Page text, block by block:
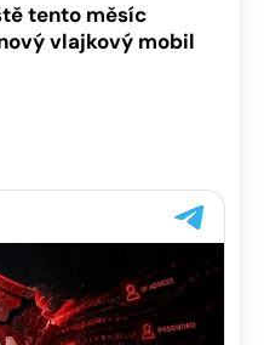
tento měsíc
vlajkový mobil